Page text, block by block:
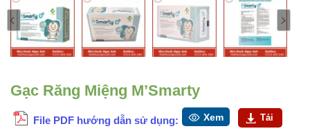
Gạc Răng Miệng M’Smarty
File PDF hướng dẫn sử dụng: Xem Tải